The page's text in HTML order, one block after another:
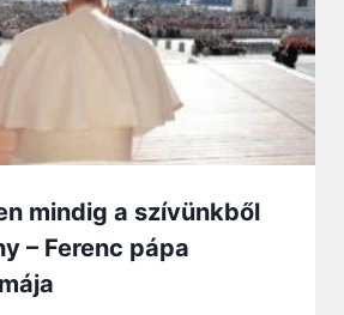
mindig a szívünkből
– Ferenc pápa